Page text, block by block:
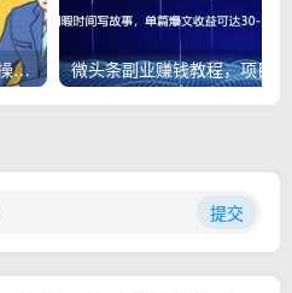
2022Tiktok从小白到精英实操，0-1保姆级实操全程无忧，多种变现赚钱方式
提交